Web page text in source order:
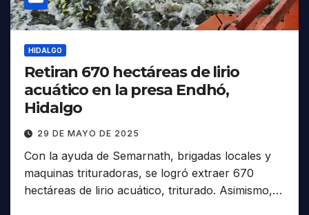
HIDALGO
Retiran 670 hectáreas de lirio
acuático en la presa Endhó,
Hidalgo
29 DE MAYO DE 2025
Con la ayuda de Semarnath, brigadas locales y
maquinas trituradoras, se logró extraer 670
hectáreas de lirio acuático, triturado. Asimismo,…